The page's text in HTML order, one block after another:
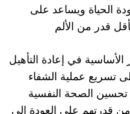
الحياة ويساعد على
قدر من الألم
في إعادة التأهيل
تسريع عملية الشفاء
الصحة النفسية
قدرتهم على العودة إلى